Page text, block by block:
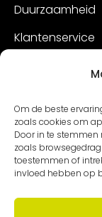
Om de beste
zoals cookies om
Door in te stemmen
zoals browsegedrag
toestemmen of
invloed hebben op
Duurzaamheid
Klantenservice